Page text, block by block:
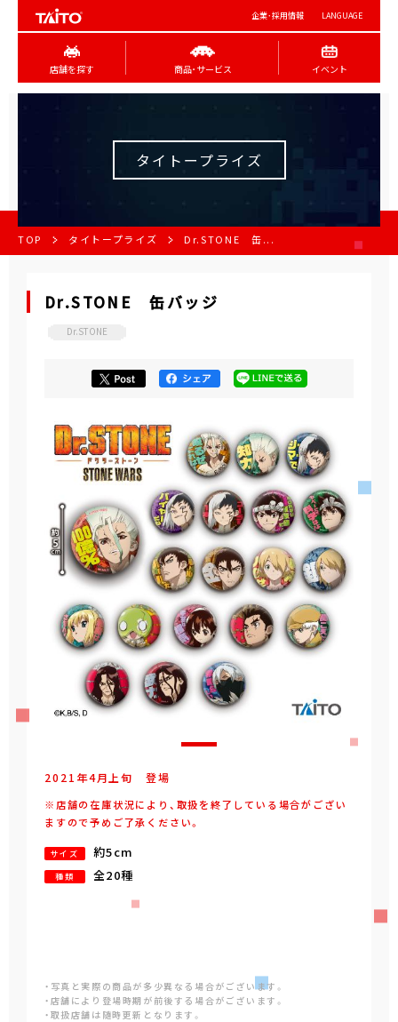
企業･採用情報 LANGUAGE
店舗を探す 商品･サービス イベント
タイトープライズ
TOP タイトープライズ Dr.STONE 缶...
Dr.STONE 缶バッジ
Dr.STONE
2021年4月 上旬 登場
※店舗の在庫状況により、取扱を終了している場合がござい
ますので予めご了承ください。
サイズ 約5cm
種類 全20種
・写真と実際の商品が多少異なる場合がございます。
・店舗により登場時期が前後する場合がございます。
・取扱店舗は随時更新となります。